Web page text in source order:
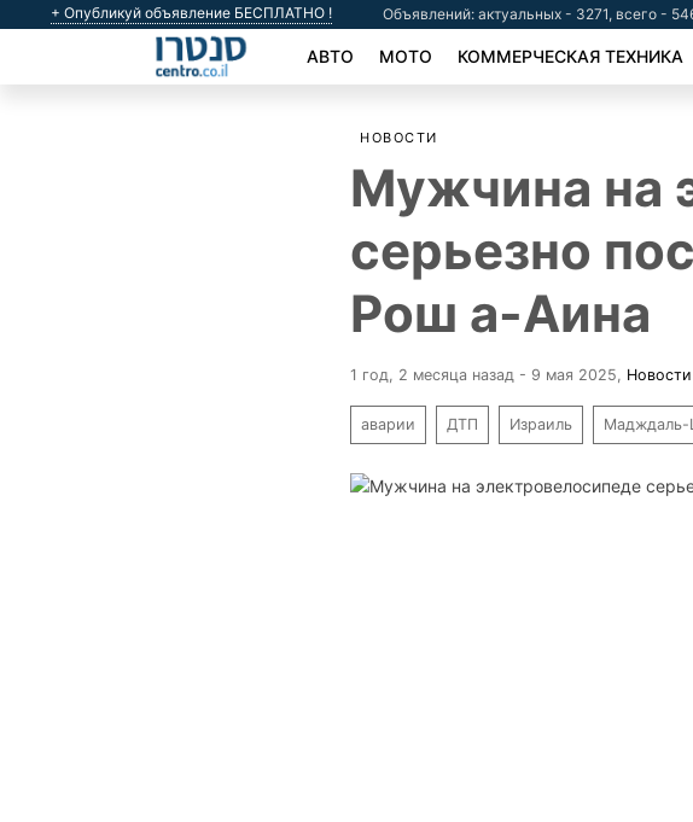
+ Опубликуй объявление БЕСПЛАТНО ! Объявлений: актуальных - 3271, всего -
АВТО МОТО КОММЕРЧЕСКАЯ ТЕХНИКА
НОВОСТИ
Мужчина на
серьезно
Рош а-Аина
1 год, 2 месяца назад - 9 мая 2025
аварии ДТП Израиль